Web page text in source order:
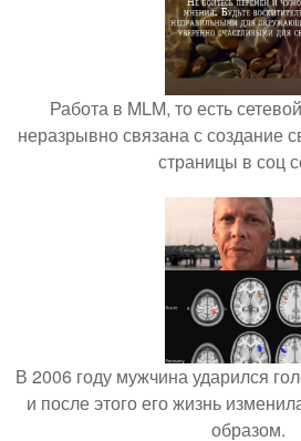
Работа в MLM, то есть
неразрывно связана с создание
страницы в соц
В 2006 году мужчина ударился
и после этого его жизнь
образом.